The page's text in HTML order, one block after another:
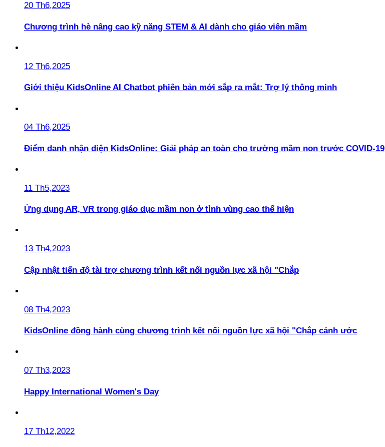
20 Th6,2025
Chương trình hè nâng cao kỹ năng STEM & AI dành cho giáo viên mầm
12 Th6,2025
Giới thiệu KidsOnline AI Chatbot phiên bản mới sắp ra mắt: Trợ lý thông minh
04 Th6,2025
Điểm danh nhận diện KidsOnline: Giải pháp an toàn cho trường mầm non trước COVID-19
11 Th5,2023
Ứng dụng AR, VR trong giáo dục mầm non ở tỉnh vùng cao thể hiện
13 Th4,2023
Cập nhật tiến độ tài trợ chương trình kết nối nguồn lực xã hội "Chắp
08 Th4,2023
KidsOnline đồng hành cùng chương trình kết nối nguồn lực xã hội "Chắp cánh ước
07 Th3,2023
Happy International Women's Day
17 Th12,2022